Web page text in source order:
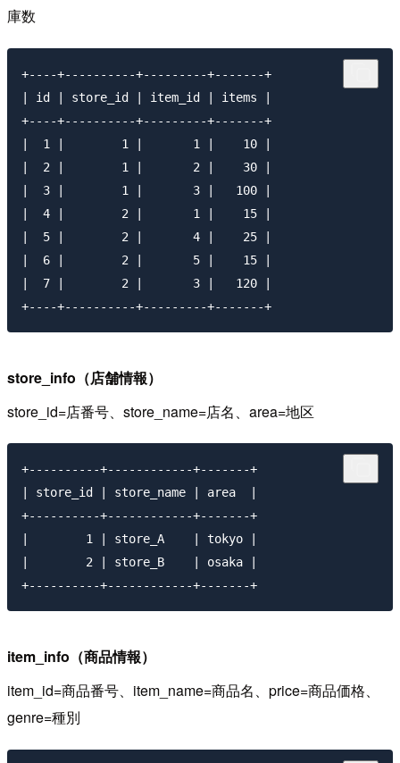
庫数
+----+----------+---------+-------+
| id | store_id | item_id | items |
+----+----------+---------+-------+
|  1 |        1 |       1 |    10 |
|  2 |        1 |       2 |    30 |
|  3 |        1 |       3 |   100 |
|  4 |        2 |       1 |    15 |
|  5 |        2 |       4 |    25 |
|  6 |        2 |       5 |    15 |
|  7 |        2 |       3 |   120 |
store_info（店舗情報）
store_id=店番号、store_name=店名、area=地区
+----------+------------+-------+
| store_id | store_name | area  |
+----------+------------+-------+
|        1 | store_A    | tokyo |
|        2 | store_B    | osaka |
item_info（商品情報）
item_id=商品番号、item_name=商品名、price=商品価格、
genre=種別